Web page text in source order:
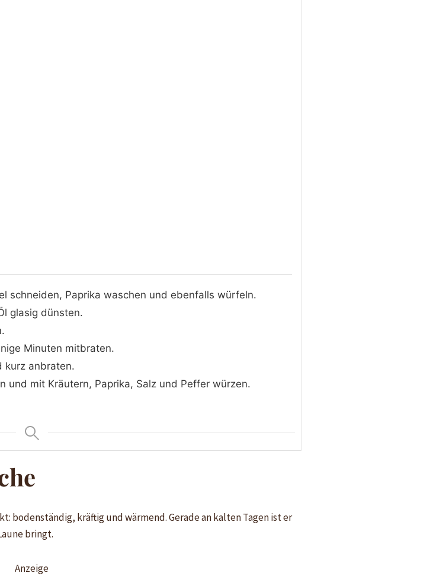
schneiden, Paprika waschen und ebenfalls würfeln.
glasig dünsten.
Minuten mitbraten.
kurz anbraten.
und mit Kräutern, Paprika, Salz und Peffer würzen.
bodenständig, kräftig und wärmend. Gerade an kalten Tagen ist er
bringt.
Anzeige